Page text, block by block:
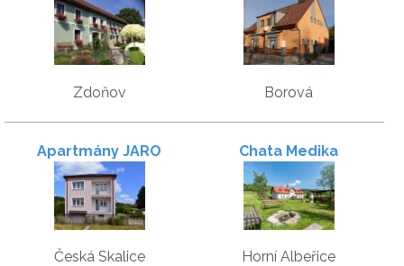
Zdoňov Borová
Apartmány JARO
Česká Skalice
Chata Medika
Horní Albeřice